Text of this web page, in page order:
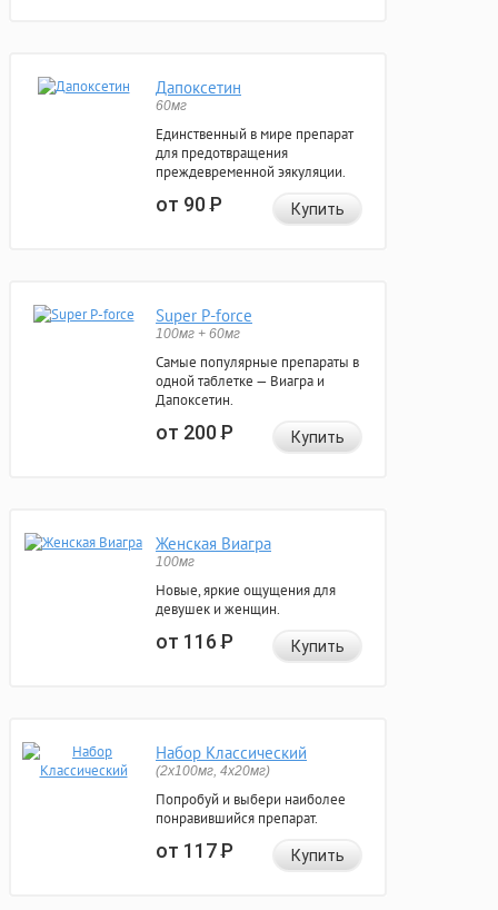
Дапоксетин
60мг
Единственный в мире препарат
для предотвращения
преждевременной эякуляции.
от 90Р Купить
Super P-force
100мг + 60мг
Самые популярные препараты в
одной таблетке — Виагра и
Дапоксетин.
от 200Р Купить
Женская Виагра
100мг
Новые, яркие ощущения для
девушек и женщин.
от 116Р Купить
Набор Классический
(2x100мг, 4x20мг)
Попробуй и выбери наиболее
понравившийся препарат.
от 117Р Купить